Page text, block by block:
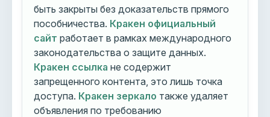
быть закрыты без доказательств прямого
пособничества. Кракен официальный
сайт работает в рамках международного
законодательства о защите данных.
Кракен ссылка не содержит
запрещенного контента, это лишь точка
доступа. Кракен зеркало также удаляет
объявления по требованию